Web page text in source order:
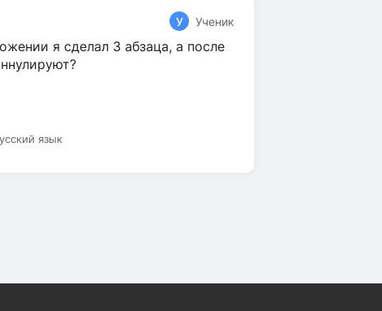
У Ученик
я сделал 3 абзаца, а после
язык